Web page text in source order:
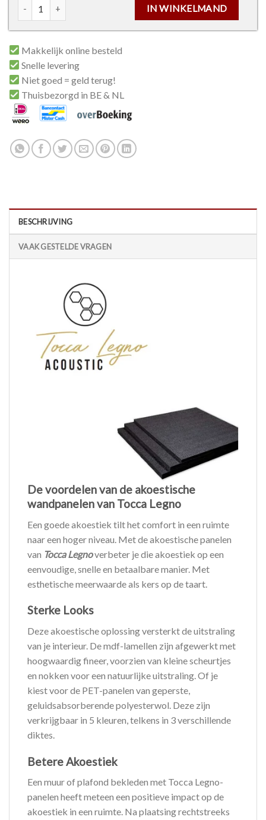
IN WINKELMAND
Akoestisch wandpaneel - Regular 21mm - Walnut aantal
Makkelijk online besteld
Snelle levering
Niet goed = geld terug!
Thuisbezorgd in BE & NL
BESCHRIJVING
VAAK GESTELDE VRAGEN
De voordelen van de akoestische
wandpanelen van Tocca Legno
Een goede akoestiek tilt het comfort in een ruimte
naar een hoger niveau. Met de akoestische panelen
van Tocca Legnoverbeter je die akoestiek op een
eenvoudige, snelle en betaalbare manier. Met
esthetische meerwaarde als kers op de taart.
Sterke Looks
Deze akoestische oplossing versterkt de uitstraling
van je interieur. De mdf-lamellen zijn afgewerkt met
hoogwaardig fineer, voorzien van kleine scheurtjes
en nokken voor een natuurlijke uitstraling. Of je
kiest voor de PET-panelen van geperste,
geluidsabsorberende polyesterwol. Deze zijn
verkrijgbaar in 5 kleuren, telkens in 3 verschillende
diktes.
Betere Akoestiek
Een muur of plafond bekleden met Tocca Legno-
panelen heeft meteen een positieve impact op de
akoestiek in een ruimte. Na plaatsing rechtstreeks